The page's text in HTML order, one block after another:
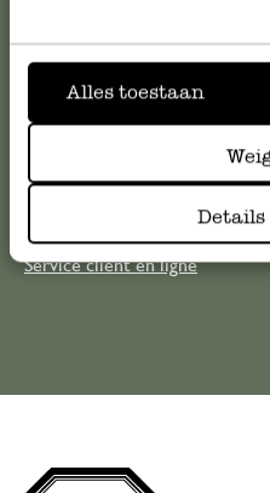
Alles toestaan
Pour toute question ou
veuillez contacter notre
nos réponses auxquestions
Service client en ligne